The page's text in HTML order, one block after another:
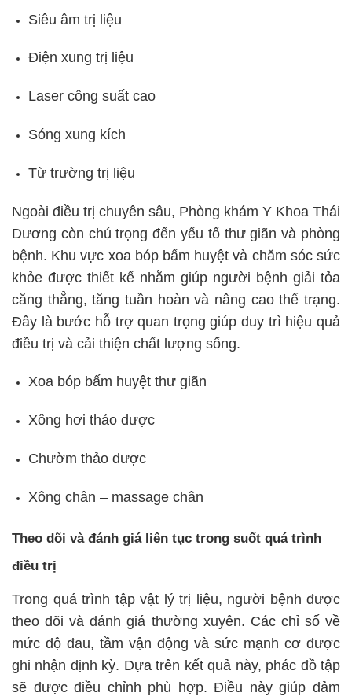
Siêu âm trị liệu
Điện xung trị liệu
Laser công suất cao
Sóng xung kích
Từ trường trị liệu
Ngoài điều trị chuyên sâu, Phòng khám Y Khoa Thái
Dương còn chú trọng đến yếu tố thư giãn và phòng
bệnh. Khu vực xoa bóp bấm huyệt và chăm sóc sức
khỏe được thiết kế nhằm giúp người bệnh giải tỏa
căng thẳng, tăng tuần hoàn và nâng cao thể trạng.
Đây là bước hỗ trợ quan trọng giúp duy trì hiệu quả
điều trị và cải thiện chất lượng sống.
Xoa bóp bấm huyệt thư giãn
Xông hơi thảo dược
Chườm thảo dược
Xông chân – massage chân
Theo dõi và đánh giá liên tục trong suốt quá trình
điều trị
Trong quá trình tập vật lý trị liệu, người bệnh được
theo dõi và đánh giá thường xuyên. Các chỉ số về
mức độ đau, tầm vận động và sức mạnh cơ được
ghi nhận định kỳ. Dựa trên kết quả này, phác đồ tập
sẽ được điều chỉnh phù hợp. Điều này giúp đảm